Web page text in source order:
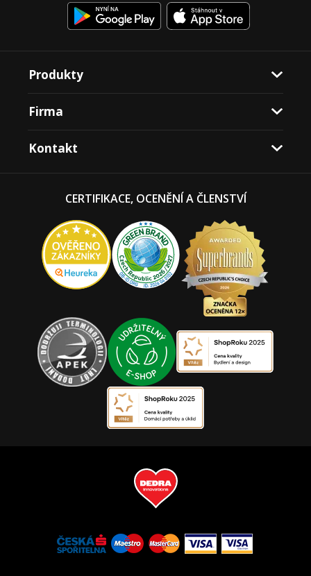
Produkty
Firma
Kontakt
CERTIFIKACE, OCENĚNÍ A ČLENSTVÍ